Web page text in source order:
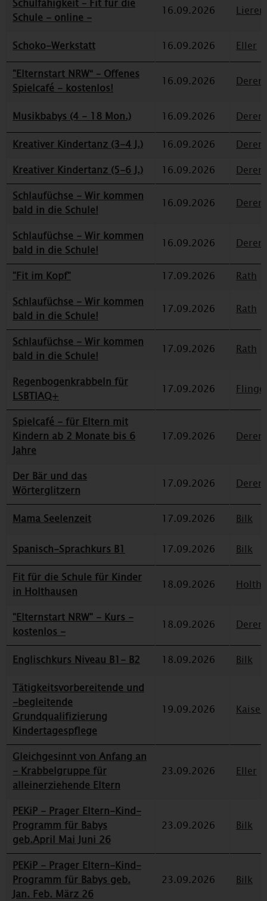
Schulfähigkeit – Fit für die
Schule - online -
16.09.2026
Schoko-Werkstatt 16.09.2026
Eller
"Elternstart NRW“ – Offenes
Spielcafé - kostenlos!
16.09.2026
Musikbabys (4 - 18 Mon.) 16.09.2026
Kreativer Kindertanz (3-4 J.)
16.09.2026
Kreativer Kindertanz (5-6 J.)
16.09.2026
Schlaufüchse - Wir kommen
bald in die Schule!
16.09.2026
Schlaufüchse - Wir kommen
bald in die Schule!
16.09.2026
"Fit im Kopf" 17.09.2026
Rath
Schlaufüchse - Wir kommen
bald in die Schule!
17.09.2026 Rath
Schlaufüchse - Wir kommen
bald in die Schule!
17.09.2026 Rath
Regenbogenkrabbeln für
LSBTIAQ+
17.09.2026
Spielcafé - für Eltern mit
Kindern ab 2 Monate bis 6
Jahre
17.09.2026
Der Bär und das
Wörterglitzern
17.09.2026
Mama Seelenzeit 17.09.2026 Bilk
Spanisch-Sprachkurs B1 17.09.2026
Bilk
Fit für die Schule für Kinder
in Holthausen
18.09.2026
"Elternstart NRW" - Kurs -
kostenlos -
18.09.2026
Englischkurs Niveau B1- B2 18.09.2026
Bilk
Tätigkeitsvorbereitende und
-begleitende
Grundqualifizierung
Kindertagespflege
19.09.2026
Gleichgesinnt von Anfang an
- Krabbelgruppe für
alleinerziehende Eltern
23.09.2026 Eller
PEKiP - Prager Eltern-Kind-
Programm für Babys
geb.April Mai Juni 26
23.09.2026 Bilk
PEKiP - Prager Eltern-Kind-
Programm für Babys geb.
Jan. Feb. März 26
23.09.2026 Bilk